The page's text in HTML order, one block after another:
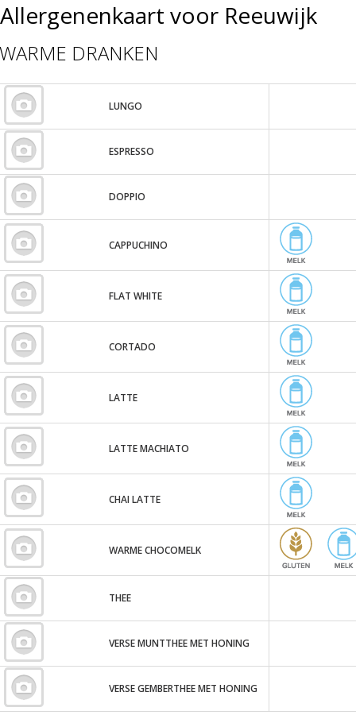
Allergenenkaart voor Reeuwijk
WARME DRANKEN
LUNGO
ESPRESSO
DOPPIO
CAPPUCHINO
FLAT WHITE
CORTADO
LATTE
LATTE MACHIATO
CHAI LATTE
WARME CHOCOMELK
THEE
VERSE MUNTTHEE MET HONING
VERSE GEMBERTHEE MET HONING